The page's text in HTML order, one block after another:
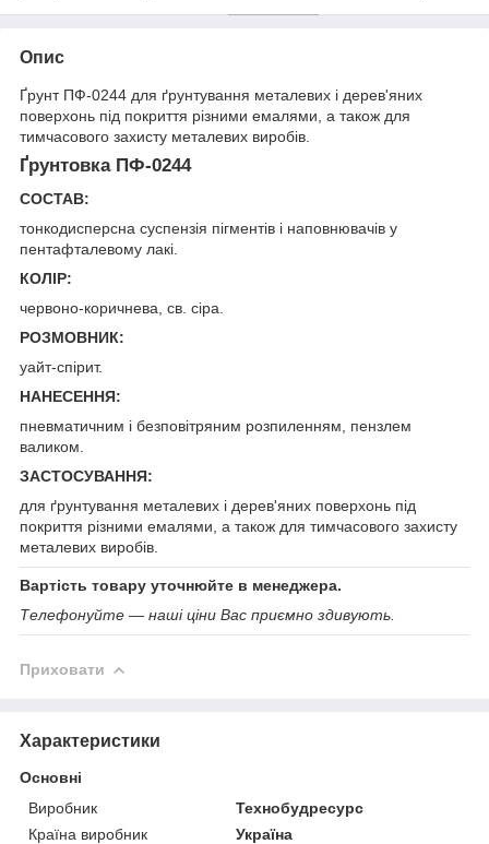
Опис
Ґрунт ПФ-0244 для ґрунтування металевих і дерев'яних
поверхонь під покриття різними емалями, а також для
тимчасового захисту металевих виробів.
Ґрунтовка ПФ-0244
СОСТАВ:
тонкодисперсна суспензія пігментів і наповнювачів у
пентафталевому лакі.
КОЛІР:
червоно-коричнева, св. сіра.
РОЗМОВНИК:
уайт-спірит.
НАНЕСЕННЯ:
пневматичним і безповітряним розпиленням, пензлем
валиком.
ЗАСТОСУВАННЯ:
для ґрунтування металевих і дерев'яних поверхонь під
покриття різними емалями, а також для тимчасового захисту
металевих виробів.
Вартість товару уточнюйте в менеджера.
Телефонуйте — наші ціни Вас приємно здивують.
Приховати
Характеристики
Основні
Виробник
Технобудресурс
Країна виробник
Україна